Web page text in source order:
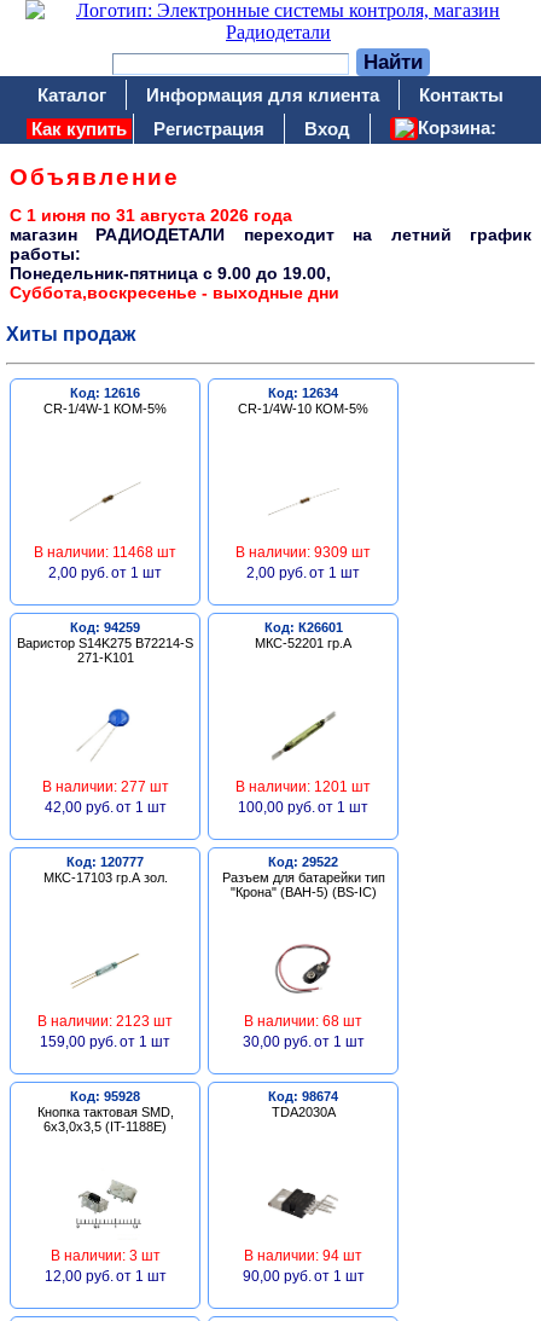
Каталог Информация для клиента
Контакты
Как купить
Регистрация Вход Корзина:
Объявление
С 1 июня по 31 августа 2026 года
магазин РАДИОДЕТАЛИ переходит на летний график
работы:
Понедельник-пятница c 9.00 до 19.00,
Суббота,воскресенье - выходные дни
Хиты продаж
Код: 12616
CR-1/4W-1 КОМ-5%
В наличии: 11468 шт
2,00 руб. от 1 шт
Код: 12634
CR-1/4W-10 КОМ-5%
В наличии: 9309 шт
2,00 руб. от 1 шт
Код: 94259
Варистор S14K275 B72214-S
271-K101
В наличии: 277 шт
42,00 руб. от 1 шт
Код: К26601
МКС-52201 гр.А
В наличии: 1201 шт
100,00 руб. от 1 шт
Код: 120777
МКС-17103 гр.А зол.
В наличии: 2123 шт
159,00 руб. от 1 шт
Код: 29522
Разъем для батарейки тип
"Крона" (BAH-5) (BS-IC)
В наличии: 68 шт
30,00 руб. от 1 шт
Код: 95928
Кнопка тактовая SMD,
6х3,0х3,5 (IT-1188E)
В наличии: 3 шт
12,00 руб. от 1 шт
Код: 98674
TDA2030A
В наличии: 94 шт
90,00 руб. от 1 шт